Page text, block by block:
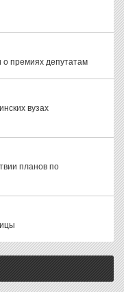
премиях депутатам
вузах
планов по